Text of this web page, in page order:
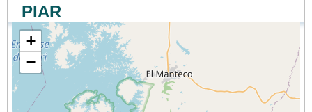
PIAR
+
−